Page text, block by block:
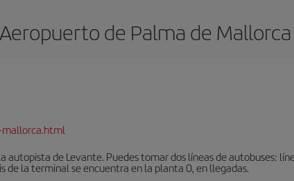
Aeropuerto de Palma de Mallorca
autopista de Levante. Puedes tomar dos líneas de autobuses:
de la terminal se encuentra en la planta 0, en llegadas.